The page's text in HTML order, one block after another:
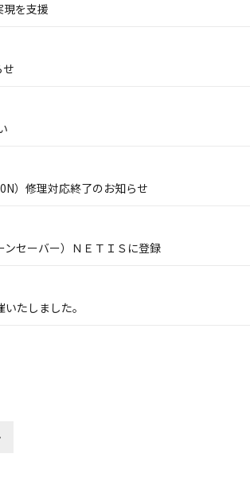
を支援
せ
）修理対応終了のお知らせ
セーバー）ＮＥＴＩＳに登録
たしました。